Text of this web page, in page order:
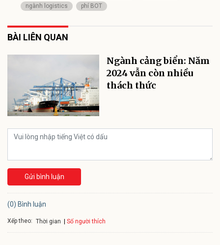
ngành logistics
phí BOT
BÀI LIÊN QUAN
Ngành cảng biển: Năm
2024 vẫn còn nhiều
thách thức
Gửi bình luận
(0) Bình luận
Xếp theo: Thời gian Số người thích